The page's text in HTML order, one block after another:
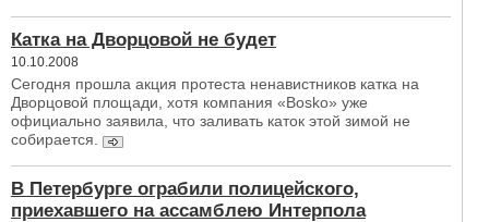
Катка на Дворцовой не будет
10.10.2008
Сегодня прошла акция протеста ненавистников катка на
Дворцовой площади, хотя компания «Bosko» уже
официально заявила, что заливать каток этой зимой не
собирается.
В Петербурге ограбили полицейского,
приехавшего на ассамблею Интерпола